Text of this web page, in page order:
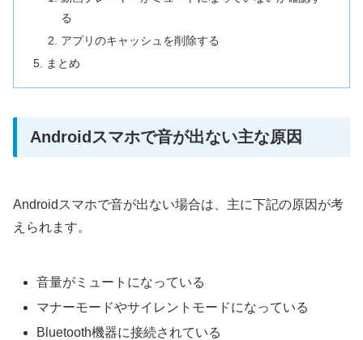
る
アプリのキャッシュを削除する
まとめ
Androidスマホで音が出ない主な原因
Androidスマホで音が出ない場合は、主に下記の原因が考
えられます。
音量がミュートになっている
マナーモードやサイレントモードになっている
Bluetooth機器に接続されている